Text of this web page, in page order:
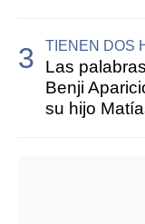
TIENEN DOS
Las
Benji
su hijo